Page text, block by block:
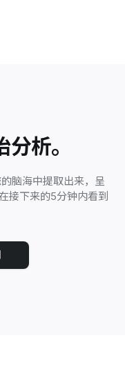
析。
脑海中提取出来，呈
接下来的5分钟内看到